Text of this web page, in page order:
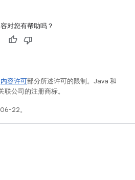
对您有帮助吗？
内容许可部分所述许可的限制。Java 和
公司的注册商标。
22。